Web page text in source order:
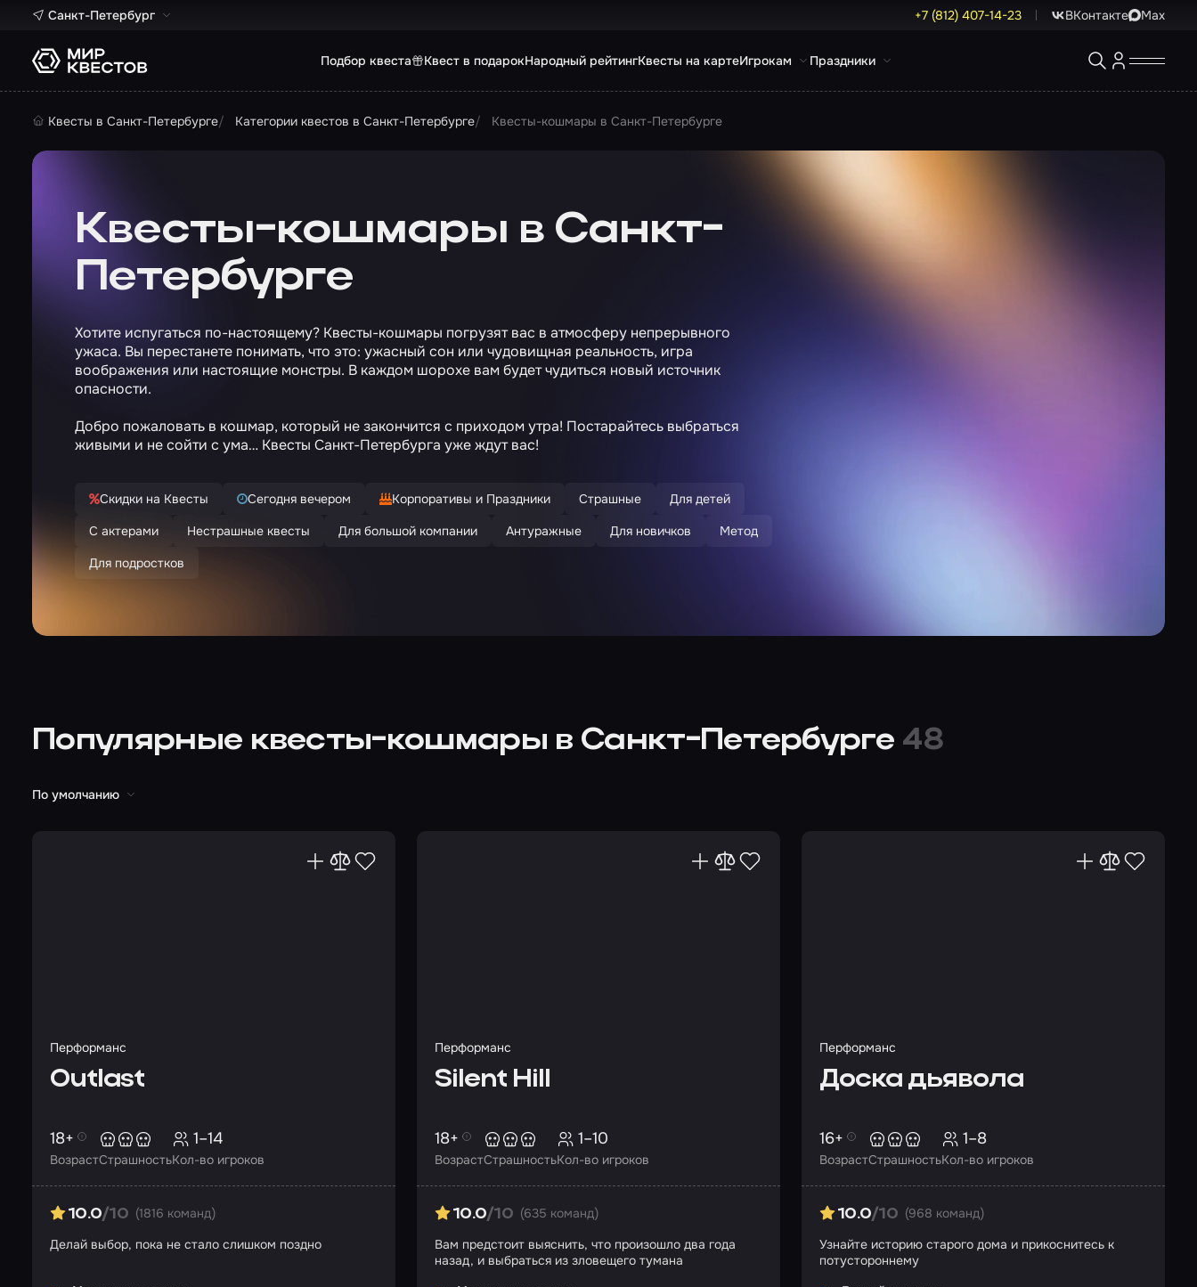
Санкт-Петербург +7 (812) 407-14-23 ВКонтакте Max
Подбор квеста Квест в подарокНародный рейтингКвесты на картеИгрокам Праздники
Квесты в Санкт-Петербурге Категории квестов в Санкт-Петербурге Квесты-кошмары в Санкт-Петербурге
Квесты-кошмары в Санкт-
Петербурге
Хотите испугаться по-настоящему? Квесты-кошмары погрузят вас в атмосферу непрерывного
ужаса. Вы перестанете понимать, что это: ужасный сон или чудовищная реальность, игра
воображения или настоящие монстры. В каждом шорохе вам будет чудиться новый источник
опасности.
Добро пожаловать в кошмар, который не закончится с приходом утра! Постарайтесь выбраться
живыми и не сойти с ума… Квесты Санкт-Петербурга уже ждут вас!
Скидки на Квесты Сегодня вечером Корпоративы и Праздники Страшные
Для детей
С актерами
Нестрашные квесты Для большой компании Антуражные Для новичков
Метод
Для подростков
Популярные квесты-кошмары в Санкт-Петербурге 48
По умолчанию
Перформанс
Outlast
Возраст
18+
СтрашностьКол-во игроков
1–14
10.0/10 (1816 команд)
Делай выбор, пока не стало слишком поздно
Перформанс
Silent Hill
Возраст
18+
СтрашностьКол-во игроков
1–10
10.0/10 (635 команд)
Вам предстоит выяснить, что произошло два года
назад, и выбраться из зловещего тумана
Перформанс
Доска дьявола
Возраст
16+
СтрашностьКол-во игроков
1–8
10.0/10 (968 команд)
Узнайте историю старого дома и прикоснитесь к
потустороннему